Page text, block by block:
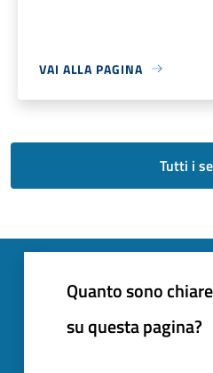
VAI ALLA PAGINA
Tutti i
Quanto sono
su questa pagina?